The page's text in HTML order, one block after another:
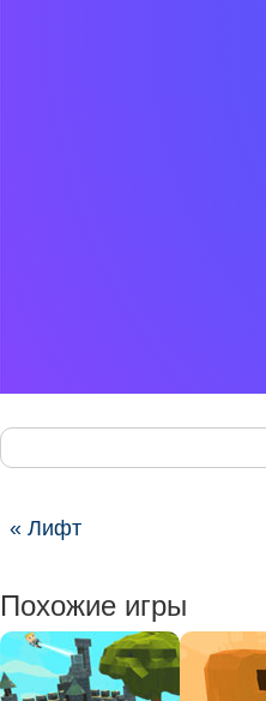
« Лифт
Похожие игры